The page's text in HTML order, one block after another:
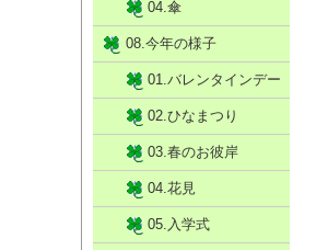
04.傘
08.今年の様子
01.バレンタインデー
02.ひなまつり
03.春のお彼岸
04.花見
05.入学式